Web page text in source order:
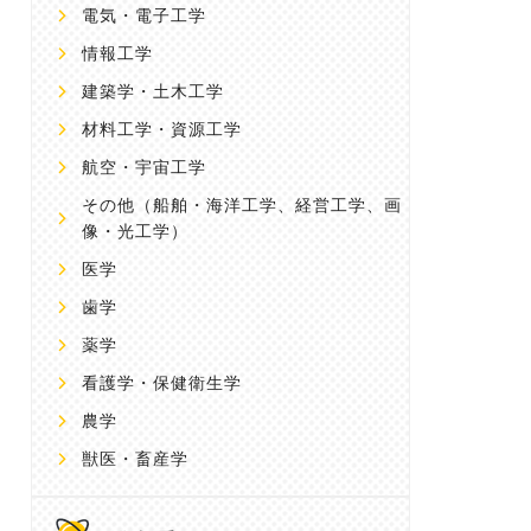
電気・電子工学
情報工学
建築学・土木工学
材料工学・資源工学
航空・宇宙工学
その他 （船舶・海洋工学、経営工学、画
像・光工学）
医学
歯学
薬学
看護学・保健衛生学
農学
獣医・畜産学